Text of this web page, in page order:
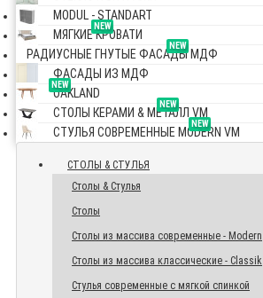
MODUL - STANDART
NEW
МЯГКИЕ КРОВАТИ
NEW
РАДИУСНЫЕ ГНУТЫЕ ФАСАДЫ МДФ
ФАСАДЫ ИЗ МДФ
NEW
OAKLAND
NEW
СТОЛЫ КЕРАМИ & МЕТАЛЛ VM
NEW
СТУЛЬЯ СОВРЕМЕННЫЕ MODERN VM
СТОЛЫ & СТУЛЬЯ
Столы & Стулья
Столы
Столы из массива современные - Modern
Столы из массива классические - Classik
Стулья современные с мягкой спинкой